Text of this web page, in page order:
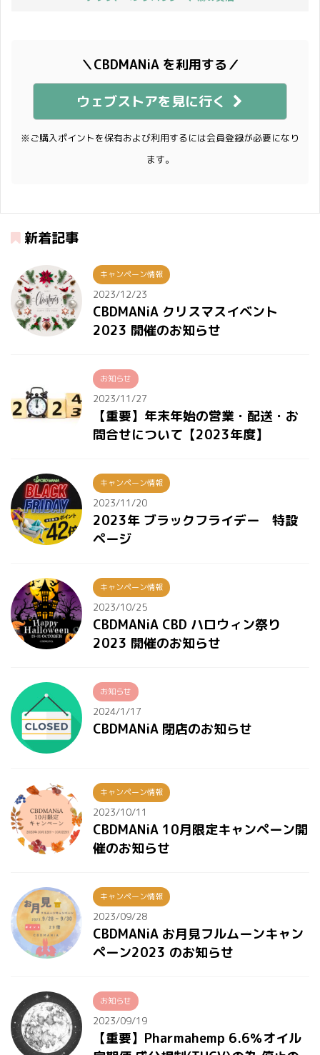
＼CBDMANiA を利用する／
ウェブストアを見に行く
※ご購入ポイントを保有および利用するには会員登録が必要になり
ます。
新着記事
キャンペーン情報
2023/12/23
CBDMANiA クリスマスイベント
2023 開催のお知らせ
お知らせ
2023/11/27
【重要】年末年始の営業・配送・お
問合せについて【2023年度】
キャンペーン情報
2023/11/20
2023年 ブラックフライデー 特設
ページ
キャンペーン情報
2023/10/25
CBDMANiA CBD ハロウィン祭り
2023 開催のお知らせ
お知らせ
2024/1/17
CBDMANiA 閉店のお知らせ
キャンペーン情報
2023/10/11
CBDMANiA 10月限定キャンペーン開
催のお知らせ
キャンペーン情報
2023/09/28
CBDMANiA お月見フルムーンキャン
ペーン2023 のお知らせ
お知らせ
2023/09/19
【重要】Pharmahemp 6.6％オイル